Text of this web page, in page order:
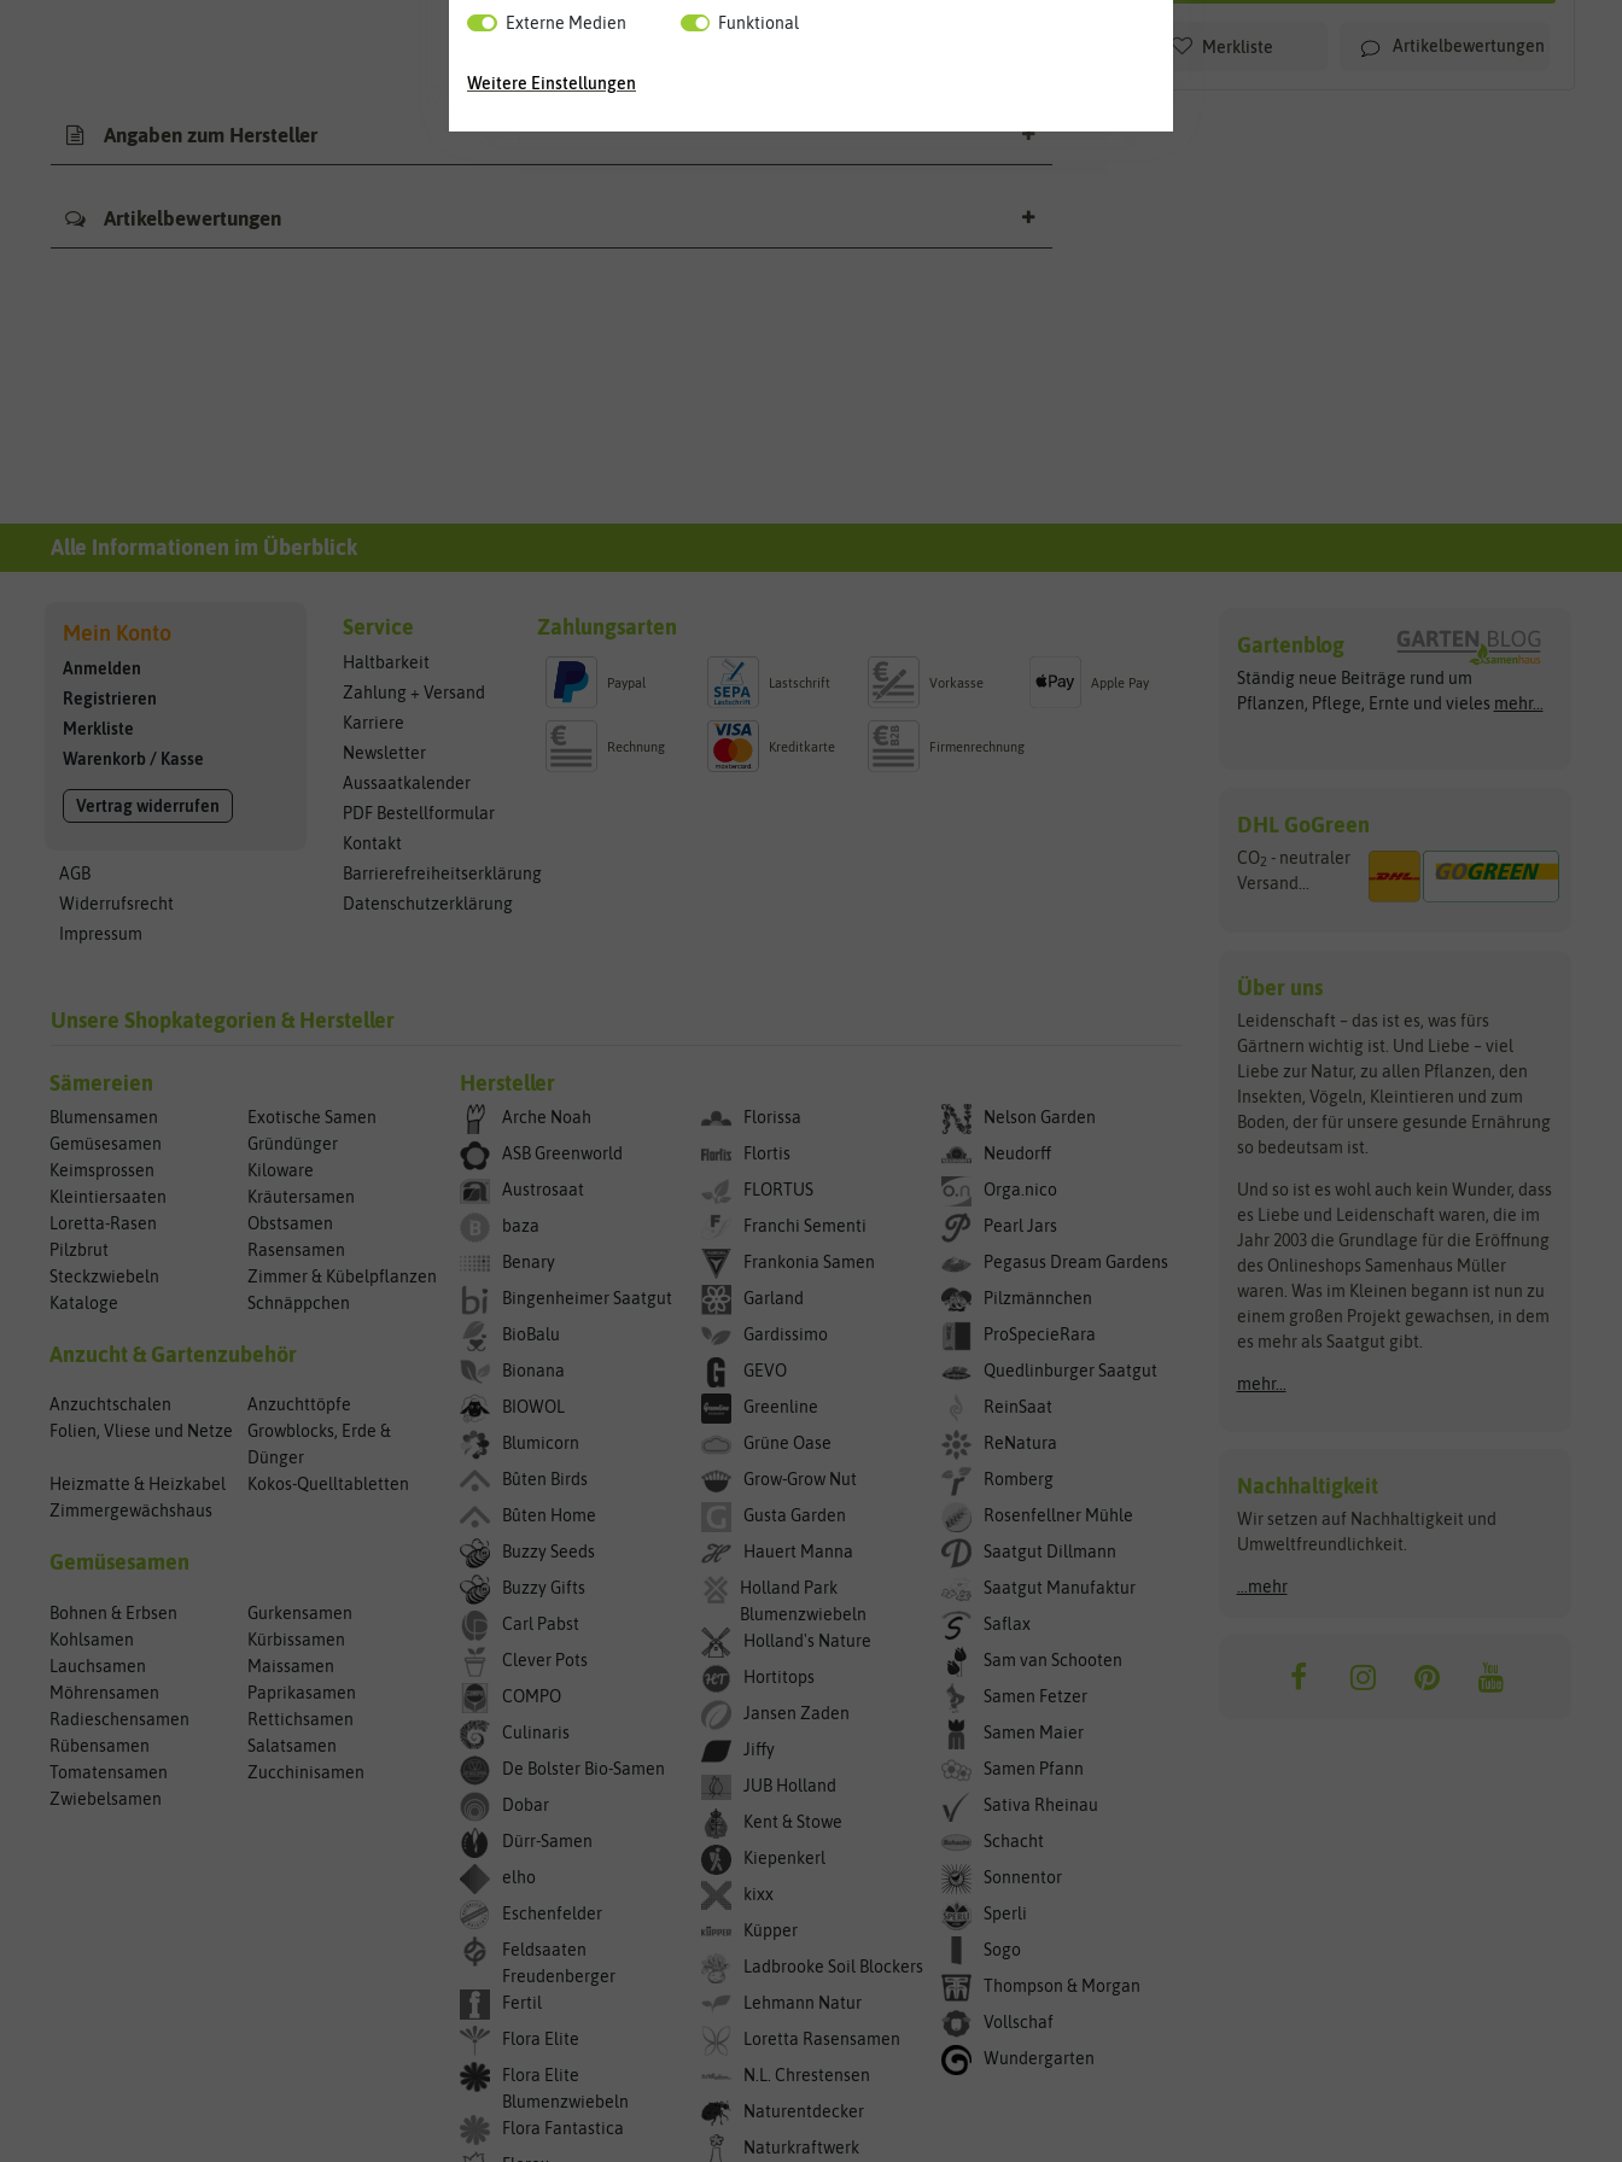
Merkliste Artikelbewertungen
Angaben zum Hersteller
Artikelbewertungen
Alle Informationen im Überblick
Mein Konto
Anmelden
Registrieren
Merkliste
Warenkorb / Kasse
Vertrag widerrufen
AGB
Widerrufsrecht
Impressum
Service
Haltbarkeit
Zahlung + Versand
Karriere
Newsletter
Aussaatkalender
PDF Bestellformular
Kontakt
Barrierefreiheitserklärung
Datenschutzerklärung
Zahlungsarten
Paypal Lastschrift Vorkasse Apple Pay
Rechnung Kreditkarte Firmenrechnung
Unsere Shopkategorien & Hersteller
Sämereien
Blumensamen
Exotische Samen
Gemüsesamen
Gründünger
Keimsprossen
Kiloware
Kleintiersaaten
Kräutersamen
Loretta-Rasen
Obstsamen
Pilzbrut
Rasensamen
Steckzwiebeln
Zimmer & Kübelpflanzen
Kataloge
Schnäppchen
Anzucht & Gartenzubehör
Anzuchtschalen
Anzuchttöpfe
Folien, Vliese und Netze
Growblocks, Erde &
Dünger
Heizmatte & Heizkabel
Kokos-Quelltabletten
Zimmergewächshaus
Gemüsesamen
Bohnen & Erbsen
Gurkensamen
Kohlsamen
Kürbissamen
Lauchsamen
Maissamen
Möhrensamen
Paprikasamen
Radieschensamen
Rettichsamen
Rübensamen
Salatsamen
Tomatensamen
Zucchinisamen
Zwiebelsamen
Hersteller
Arche Noah
ASB Greenworld
Austrosaat
baza
Benary
Bingenheimer Saatgut
BioBalu
Bionana
BIOWOL
Blumicorn
Bûten Birds
Bûten Home
Buzzy Seeds
Buzzy Gifts
Carl Pabst
Clever Pots
COMPO
Culinaris
De Bolster Bio-Samen
Dobar
Dürr-Samen
elho
Eschenfelder
Feldsaaten
Freudenberger
Fertil
Flora Elite
Flora Elite
Blumenzwiebeln
Flora Fantastica
Florissa
Flortis
FLORTUS
Franchi Sementi
Frankonia Samen
Garland
Gardissimo
GEVO
Greenline
Grüne Oase
Grow-Grow Nut
Gusta Garden
Hauert Manna
Holland Park
Blumenzwiebeln
Holland's Nature
Hortitops
Jansen Zaden
Jiffy
JUB Holland
Kent & Stowe
Kiepenkerl
kixx
Küpper
Ladbrooke Soil Blockers
Lehmann Natur
Loretta Rasensamen
N.L. Chrestensen
Naturentdecker
Naturkraftwerk
Nelson Garden
Neudorff
Orga.nico
Pearl Jars
Pegasus Dream Gardens
Pilzmännchen
ProSpecieRara
Quedlinburger Saatgut
ReinSaat
ReNatura
Romberg
Rosenfellner Mühle
Saatgut Dillmann
Saatgut Manufaktur
Saflax
Sam van Schooten
Samen Fetzer
Samen Maier
Samen Pfann
Sativa Rheinau
Schacht
Sonnentor
Sperli
Sogo
Thompson & Morgan
Vollschaf
Wundergarten
Gartenblog
Ständig neue Beiträge rund um
Pflanzen, Pflege, Ernte und vieles mehr...
DHL GoGreen
CO2 - neutraler
Versand...
Über uns
Leidenschaft – das ist es, was fürs
Gärtnern wichtig ist. Und Liebe – viel
Liebe zur Natur, zu allen Pflanzen, den
Insekten, Vögeln, Kleintieren und zum
Boden, der für unsere gesunde Ernährung
so bedeutsam ist.
Und so ist es wohl auch kein Wunder, dass
es Liebe und Leidenschaft waren, die im
Jahr 2003 die Grundlage für die Eröffnung
des Onlineshops Samenhaus Müller
waren. Was im Kleinen begann ist nun zu
einem großen Projekt gewachsen, in dem
es mehr als Saatgut gibt.
mehr...
Nachhaltigkeit
Wir setzen auf Nachhaltigkeit und
Umweltfreundlichkeit.
...mehr
Externe Medien Funktional
Weitere Einstellungen